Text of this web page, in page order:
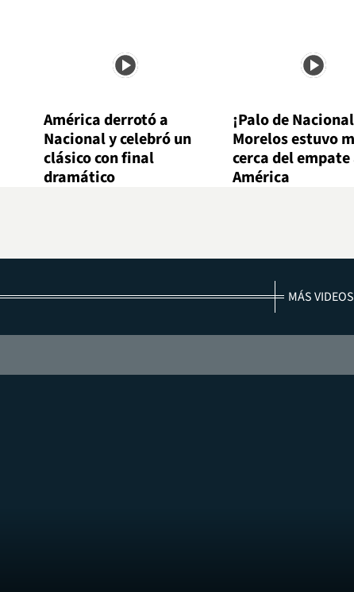
América derrotó a
Nacional y celebró un
clásico con final
dramático
¡Palo de
Morelos estuvo
cerca del
América
MÁS VIDEOS